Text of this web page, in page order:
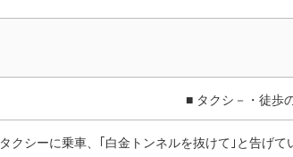
■ タクシ－・徒歩
タクシーに乗車、｢白金トンネルを抜けて｣と告げ